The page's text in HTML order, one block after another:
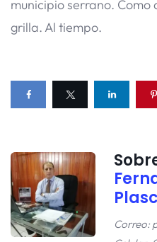
municipio serrano.
grilla. Al tiempo.
Correo: